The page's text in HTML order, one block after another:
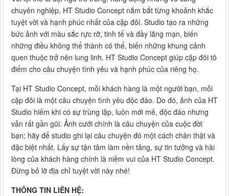
chuyên nghiệp, HT Studio Concept nắm bắt từng khoảnh khắc
tuyệt vời và hạnh phúc nhất của cặp đôi. Studio tạo ra những
bức ảnh với màu sắc rực rỡ, tinh tế và đầy lãng mạn, biến
những điều không thể thành có thể, biến những khung cảnh
quen thuộc trở nên lung linh. HT Studio Concept giúp cặp đôi tô
điểm cho câu chuyện tình yêu và hạnh phúc của riêng họ.
Tại HT Studio Concept, mỗi khách hàng là một người bạn, mỗi
cặp đôi là một câu chuyện tình yêu độc đáo. Do đó, ảnh của HT
Studio hiếm khi có sự trùng lặp, luôn mới mẻ, độc đáo nhưng
vẫn rất gần gũi. Ảnh cưới chính là câu chuyện của cuộc đời
bạn; hãy để studio ghi lại câu chuyện đó một cách chân thật và
đặc biệt nhất. Lấy sự tận tâm làm nền tảng, sự tin tưởng và hài
lòng của khách hàng chính là niềm vui của HT Studio Concept.
Đừng bỏ lỡ địa chỉ tuyệt vời này nhé!
THÔNG TIN LIÊN HỆ: